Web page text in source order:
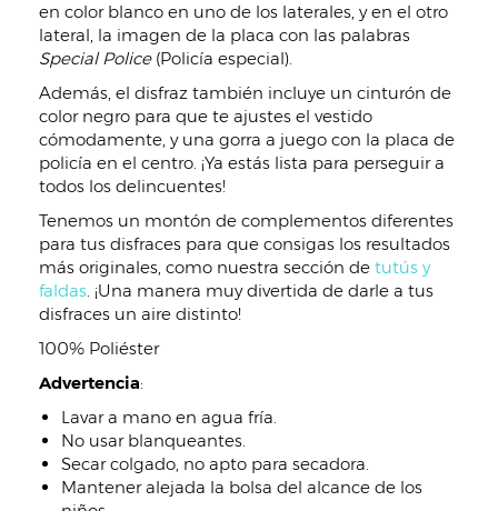
en color blanco en uno de los laterales, y en el otro
lateral, la imagen de la placa con las palabras
Special Police(Policía especial).
Además, el disfraz también incluye un cinturón de
color negro para que te ajustes el vestido
cómodamente, y una gorra a juego con la placa de
policía en el centro. ¡Ya estás lista para perseguir a
todos los delincuentes!
Tenemos un montón de complementos diferentes
para tus disfraces para que consigas los resultados
más originales, como nuestra sección de tutús y
faldas. ¡Una manera muy divertida de darle a tus
disfraces un aire distinto!
100% Poliéster
Advertencia:
Lavar a mano en agua fría.
No usar blanqueantes.
Secar colgado, no apto para secadora.
Mantener alejada la bolsa del alcance de los